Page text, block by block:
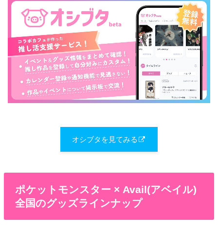
オシブタを見てみる
ポケットモンスター × Avail(アベイル)
全国のグッズラインナップ